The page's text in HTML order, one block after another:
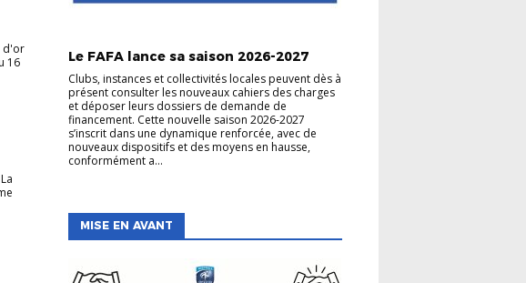
d'or
16
Le FAFA lance sa saison 2026-2027
Clubs, instances et collectivités locales peuvent dès à
présent consulter les nouveaux cahiers des charges
et déposer leurs dossiers de demande de
financement. Cette nouvelle saison 2026-2027
s’inscrit dans une dynamique renforcée, avec de
nouveaux dispositifs et des moyens en hausse,
conformément a...
MISE EN AVANT